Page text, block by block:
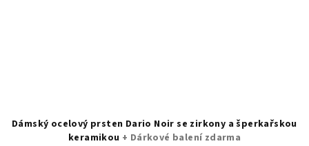
Dámský ocelový prsten Dario Noir se zirkony a šperkařskou
keramikou + Dárkové balení zdarma